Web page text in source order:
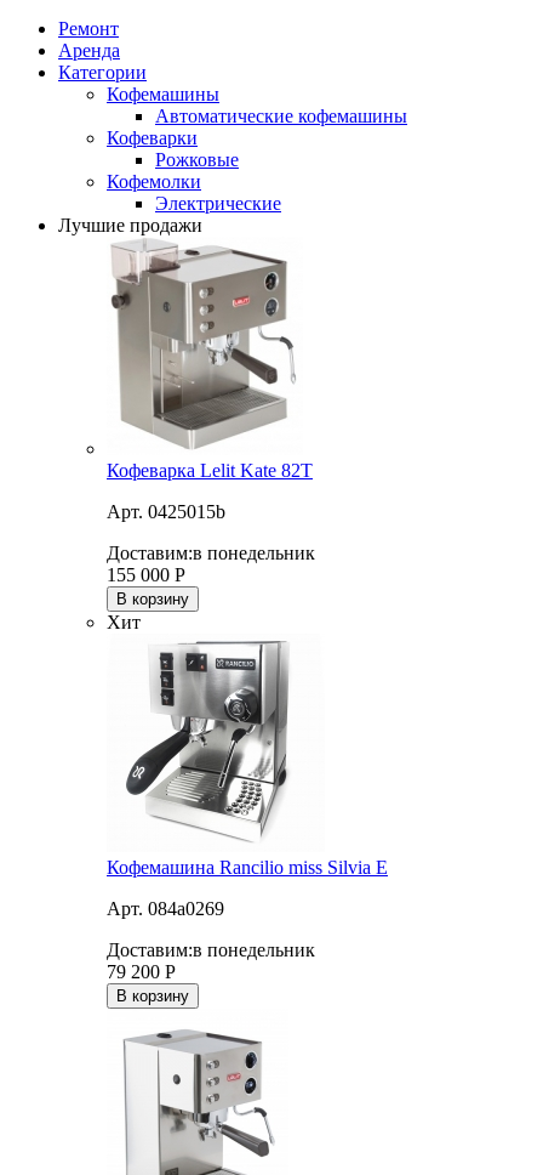
Ремонт
Аренда
Категории
Кофемашины
Автоматические кофемашины
Кофеварки
Рожковые
Кофемолки
Электрические
Лучшие продажи
Кофеварка Lelit Kate 82T
Арт. 0425015b
Доставим:в понедельник
155 000 Р
В корзину
Хит
Кофемашина Rancilio miss Silvia E
Арт. 084a0269
Доставим:в понедельник
79 200 Р
В корзину